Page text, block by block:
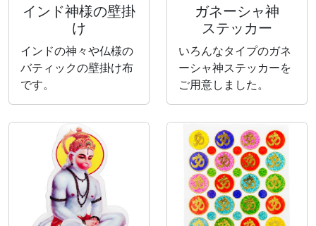
インド神様の壁掛
け
インドの神々や仏様の
バティックの壁掛け布
です。
ガネーシャ神
ステッカー
いろんなタイプのガネ
ーシャ神ステッカーを
ご用意しました。